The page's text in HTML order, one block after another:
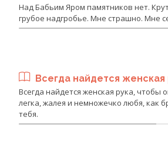
Над Бабьим Яром памятников нет.
грубое надгробье. Мне страшно. Мне
Всегда найдется женская
Всегда найдется женская рука, чтобы
легка, жалея и немножечко любя, как
тебя.